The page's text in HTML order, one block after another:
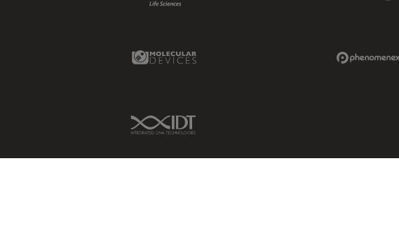
Molecular Devices Link
IDT Link